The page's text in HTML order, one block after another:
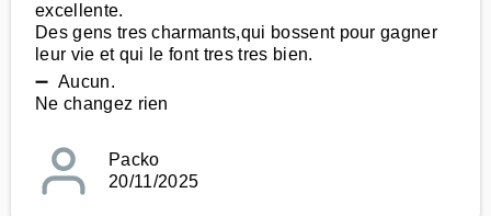
excellente.
Des gens tres charmants,qui bossent pour gagner
leur vie et qui le font tres tres bien.
➖ Aucun.
Ne changez rien
Packo
20/11/2025